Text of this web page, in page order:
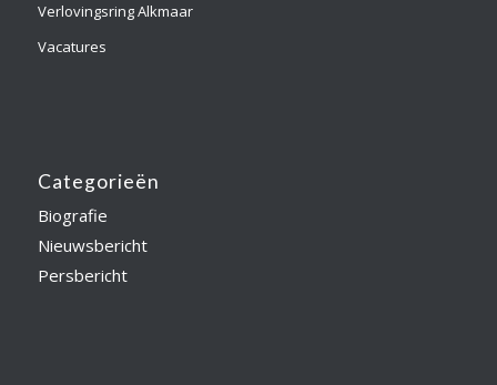
Verlovingsring Alkmaar
Vacatures
Categorieën
Biografie
Nieuwsbericht
Persbericht